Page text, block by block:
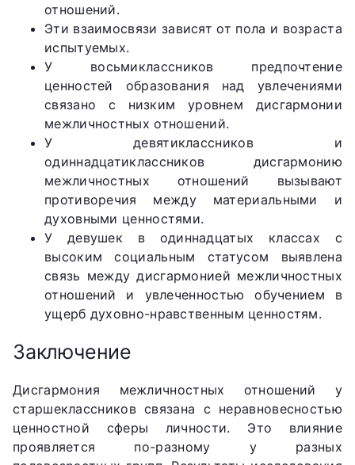
отношений.
Эти взаимосвязи зависят от пола и возраста
испытуемых.
У восьмиклассников предпочтение
ценностей образования над увлечениями
связано с низким уровнем дисгармонии
межличностных отношений.
У девятиклассников и
одиннадцатиклассников дисгармонию
межличностных отношений вызывают
противоречия между материальными и
духовными ценностями.
У девушек в одиннадцатых классах с
высоким социальным статусом выявлена
связь между дисгармонией межличностных
отношений и увлеченностью обучением в
ущерб духовно-нравственным ценностям.
Заключение
Дисгармония межличностных отношений у
старшеклассников связана с неравновесностью
ценностной сферы личности. Это влияние
проявляется по-разному у разных